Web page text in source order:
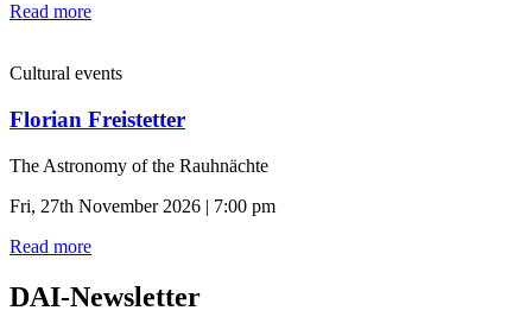
Read more
Cultural events
Florian Freistetter
The Astronomy of the Rauhnächte
Fri, 27th November 2026 | 7:00 pm
Read more
DAI-Newsletter